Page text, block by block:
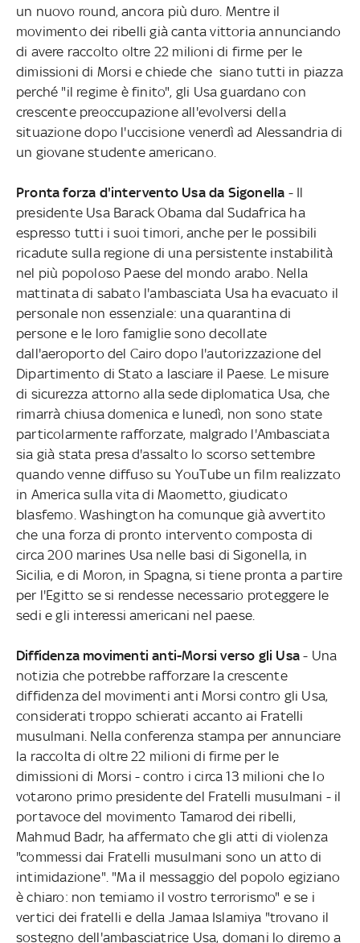
un nuovo round, ancora più duro. Mentre il
movimento dei ribelli già canta vittoria annunciando
di avere raccolto oltre 22 milioni di firme per le
dimissioni di Morsi e chiede che siano tutti in piazza
perché "il regime è finito", gli Usa guardano con
crescente preoccupazione all'evolversi della
situazione dopo l'uccisione venerdì ad Alessandria di
un giovane studente americano.
Pronta forza d'intervento Usa da Sigonella - Il
presidente Usa Barack Obama dal Sudafrica ha
espresso tutti i suoi timori, anche per le possibili
ricadute sulla regione di una persistente instabilità
nel più popoloso Paese del mondo arabo. Nella
mattinata di sabato l'ambasciata Usa ha evacuato il
personale non essenziale: una quarantina di
persone e le loro famiglie sono decollate
dall'aeroporto del Cairo dopo l'autorizzazione del
Dipartimento di Stato a lasciare il Paese. Le misure
di sicurezza attorno alla sede diplomatica Usa, che
rimarrà chiusa domenica e lunedì, non sono state
particolarmente rafforzate, malgrado l'Ambasciata
sia già stata presa d'assalto lo scorso settembre
quando venne diffuso su YouTube un film realizzato
in America sulla vita di Maometto, giudicato
blasfemo. Washington ha comunque già avvertito
che una forza di pronto intervento composta di
circa 200 marines Usa nelle basi di Sigonella, in
Sicilia, e di Moron, in Spagna, si tiene pronta a partire
per l'Egitto se si rendesse necessario proteggere le
sedi e gli interessi americani nel paese.
Diffidenza movimenti anti-Morsi verso gli Usa- Una
notizia che potrebbe rafforzare la crescente
diffidenza del movimenti anti Morsi contro gli Usa,
considerati troppo schierati accanto ai Fratelli
musulmani. Nella conferenza stampa per annunciare
la raccolta di oltre 22 milioni di firme per le
dimissioni di Morsi - contro i circa 13 milioni che lo
votarono primo presidente del Fratelli musulmani - il
portavoce del movimento Tamarod dei ribelli,
Mahmud Badr, ha affermato che gli atti di violenza
"commessi dai Fratelli musulmani sono un atto di
intimidazione". "Ma il messaggio del popolo egiziano
è chiaro: non temiamo il vostro terrorismo" e se i
vertici dei fratelli e della Jamaa Islamiya "trovano il
sostegno dell'ambasciatrice Usa, domani lo diremo a